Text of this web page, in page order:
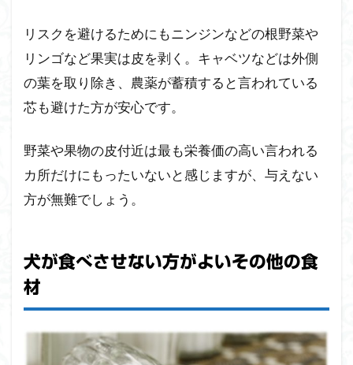
リスクを避けるためにもニンジンなどの根野菜や
リンゴなど果実は皮を剥く。キャベツなどは外側
の葉を取り除き、農薬が蓄積すると言われている
芯も避けた方が安心です。
野菜や果物の皮付近は最も栄養価の高い言われる
カ所だけにもったいないと感じますが、与えない
方が無難でしょう。
犬が食べさせない方がよいその他の食
材